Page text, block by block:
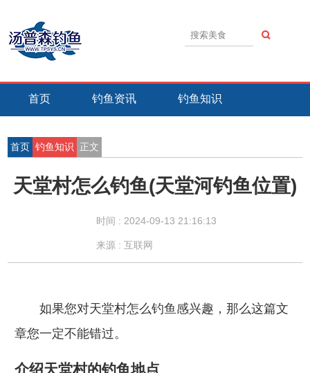
首页 钓鱼资讯 钓鱼知识
首页 钓鱼知识 正文
天堂村怎么钓鱼(天堂河钓鱼位置)
时间 : 2024-09-13 21:16:13
来源 : 互联网
如果您对天堂村怎么钓鱼感兴趣，那么这篇文
章您一定不能错过。
介绍天堂村的钓鱼地点